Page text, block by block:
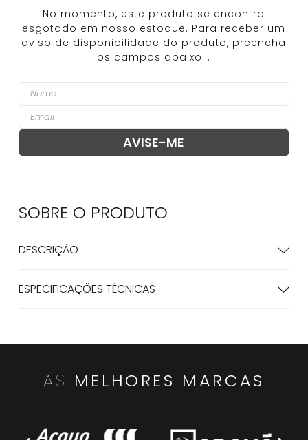
SOBRE O PRODUTO
DESCRIÇÃO
ESPECIFICAÇÕES TÉCNICAS
AS MELHORES MARCAS